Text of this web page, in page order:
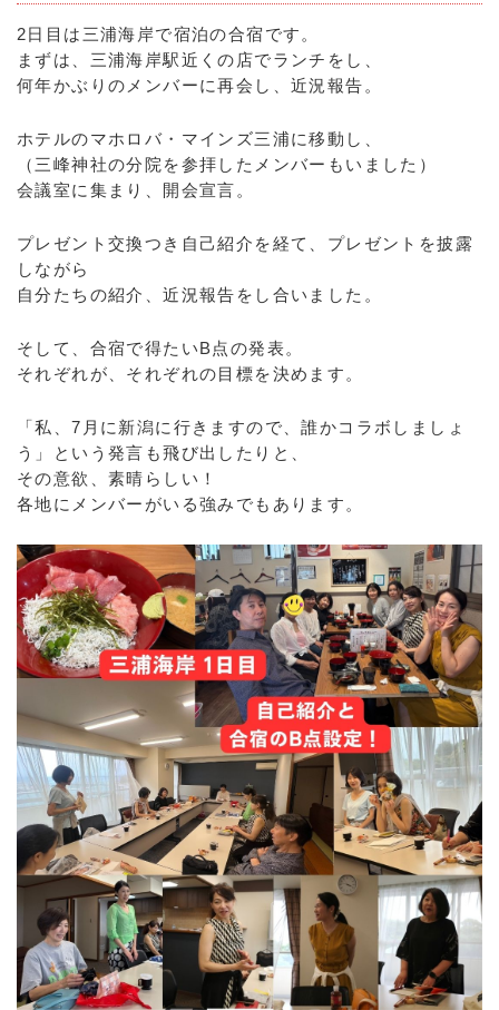
2日目は三浦海岸で宿泊の合宿です。
まずは、三浦海岸駅近くの店でランチをし、
何年かぶりのメンバーに再会し、近況報告。
ホテルのマホロバ・マインズ三浦に移動し、
（三峰神社の分院を参拝したメンバーもいました）
会議室に集まり、開会宣言。
プレゼント交換つき自己紹介を経て、プレゼントを披露
しながら
自分たちの紹介、近況報告をし合いました。
そして、合宿で得たいB点の発表。
それぞれが、それぞれの目標を決めます。
「私、7月に新潟に行きますので、誰かコラボしましょ
う」という発言も飛び出したりと、
その意欲、素晴らしい！
各地にメンバーがいる強みでもあります。